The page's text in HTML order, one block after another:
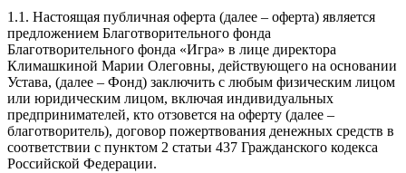
1.1. Настоящая публичная оферта (далее – оферта) является
предложением Благотворительного фонда
Благотворительного фонда «Игра» в лице директора
Климашкиной Марии Олеговны, действующего на основании
Устава, (далее – Фонд) заключить с любым физическим лицом
или юридическим лицом, включая индивидуальных
предпринимателей, кто отзовется на оферту (далее –
благотворитель), договор пожертвования денежных средств в
соответствии с пунктом 2 статьи 437 Гражданского кодекса
Российской Федерации.